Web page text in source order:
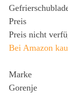
Preis
Preis nicht
Bei Amazon
Marke
Gorenje